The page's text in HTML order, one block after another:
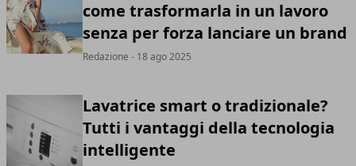
come trasformarla in un lavoro
senza per forza lanciare un brand
Redazione - 18 ago 2025
Lavatrice smart o tradizionale?
Tutti i vantaggi della tecnologia
intelligente